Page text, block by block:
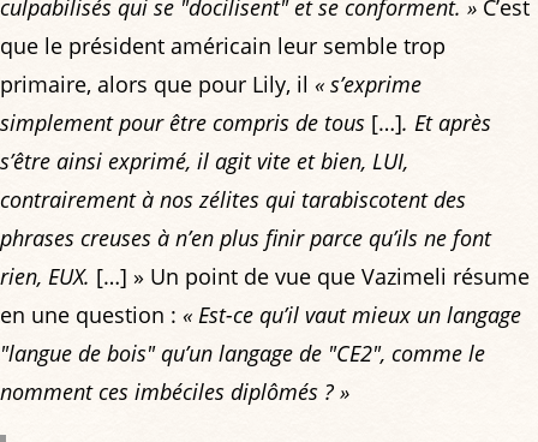
culpabilisés qui se "docilisent" et se conforment. » C’est
que le président américain leur semble trop
primaire, alors que pour Lily, il « s’exprime
simplement pour être compris de tous […]. Et après
s’être ainsi exprimé, il agit vite et bien, LUI,
contrairement à nos zélites qui tarabiscotent des
phrases creuses à n’en plus finir parce qu’ils ne font
rien, EUX. […] » Un point de vue que Vazimeli résume
en une question : « Est-ce qu’il vaut mieux un langage
"langue de bois" qu’un langage de "CE2", comme le
nomment ces imbéciles diplômés ? »